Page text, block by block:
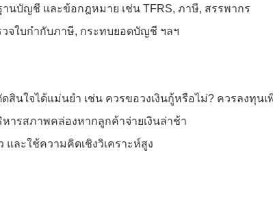
นบัญชี และข้อกฎหมาย เช่น TFRS, ภาษี, สรรพากร
จใบกำกับภาษี, กระทบยอดบัญชี ฯลฯ
สินใจได้แม่นยำ เช่น ควรขอวงเงินกู้หรือไม่? ควรลงทุน
ารสภาพคล่องหากลูกค้าจ่ายเงินล่าช้า
ละใช้ความคิดเชิงวิเคราะห์สูง